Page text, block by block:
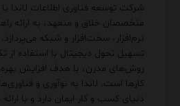
شرکت توسعه فناوری اطلاعات لاندا
متخصصان خلاق و متعهد، به ارائه
نرم‌افزار، سخت‌افزار و شبکه
تسهیل تحول دیجیتال با استفاده از
روش‌های مدرن، با هدف افزایش
کارها است. لاندا به نوآوری و
دنیای کسب و کار ایمان دارد و با